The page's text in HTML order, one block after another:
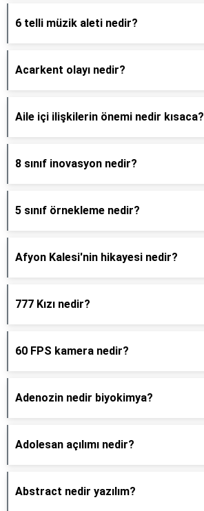
6 telli müzik aleti nedir?
Acarkent olayı nedir?
Aile içi ilişkilerin önemi nedir kısaca?
8 sınıf inovasyon nedir?
5 sınıf örnekleme nedir?
Afyon Kalesi'nin hikayesi nedir?
777 Kızı nedir?
60 FPS kamera nedir?
Adenozin nedir biyokimya?
Adolesan açılımı nedir?
Abstract nedir yazılım?